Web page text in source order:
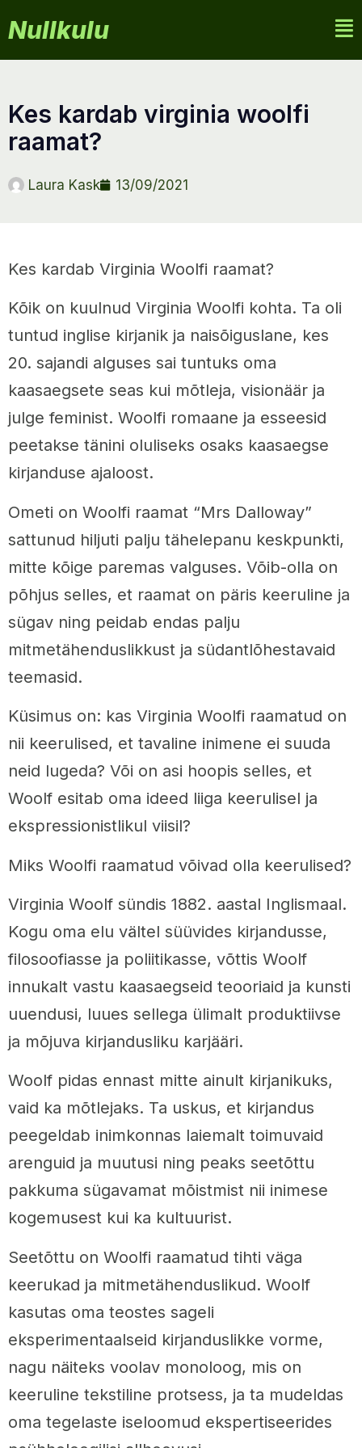
Nullkulu
kes kardab virginia woolfi
raamat?
Laura Kask 13/09/2021
Kes kardab Virginia Woolfi raamat?
Kõik on kuulnud Virginia Woolfi kohta. Ta oli
tuntud inglise kirjanik ja naisõiguslane, kes
20. sajandi alguses sai tuntuks oma
kaasaegsete seas kui mõtleja, visionäär ja
julge feminist. Woolfi romaane ja esseesid
peetakse tänini oluliseks osaks kaasaegse
kirjanduse ajaloost.
Ometi on Woolfi raamat “Mrs Dalloway”
sattunud hiljuti palju tähelepanu keskpunkti,
mitte kõige paremas valguses. Võib-olla on
põhjus selles, et raamat on päris keeruline ja
sügav ning peidab endas palju
mitmetähenduslikkust ja südantlõhestavaid
teemasid.
Küsimus on: kas Virginia Woolfi raamatud on
nii keerulised, et tavaline inimene ei suuda
neid lugeda? Või on asi hoopis selles, et
Woolf esitab oma ideed liiga keerulisel ja
ekspressionistlikul viisil?
Miks Woolfi raamatud võivad olla keerulised?
Virginia Woolf sündis 1882. aastal Inglismaal.
Kogu oma elu vältel süüvides kirjandusse,
filosoofiasse ja poliitikasse, võttis Woolf
innukalt vastu kaasaegseid teooriaid ja kunsti
uuendusi, luues sellega ülimalt produktiivse
ja mõjuva kirjandusliku karjääri.
Woolf pidas ennast mitte ainult kirjanikuks,
vaid ka mõtlejaks. Ta uskus, et kirjandus
peegeldab inimkonnas laiemalt toimuvaid
arenguid ja muutusi ning peaks seetõttu
pakkuma sügavamat mõistmist nii inimese
kogemusest kui ka kultuurist.
Seetõttu on Woolfi raamatud tihti väga
keerukad ja mitmetähenduslikud. Woolf
kasutas oma teostes sageli
eksperimentaalseid kirjanduslikke vorme,
nagu näiteks voolav monoloog, mis on
keeruline tekstiline protsess, ja ta mudeldas
oma tegelaste iseloomud ekspertiseerides